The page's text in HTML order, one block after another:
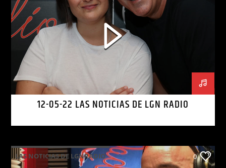
12-05-22 LAS NOTICIAS DE LGN RADIO
LAS NOTICIAS DE LGNRADIO 0